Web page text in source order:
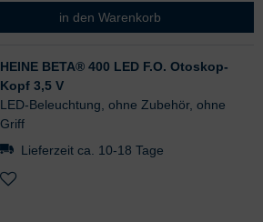
HEINE BETA® 400 LED F.O.
in den Warenkorb
HEINE BETA® 400 LED F.O. Otoskop-
Kopf 3,5 V
LED-Beleuchtung, ohne Zubehör, ohne
Griff
Lieferzeit ca. 10-18 Tage